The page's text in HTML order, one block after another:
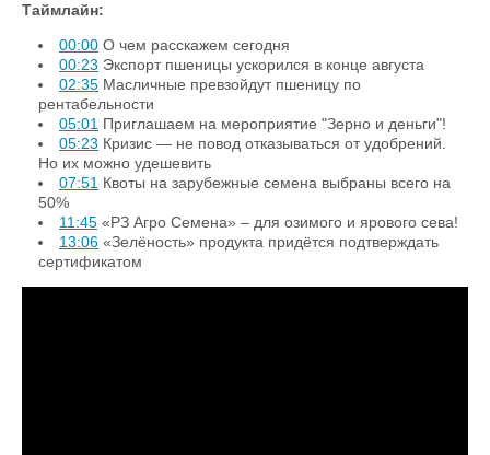
Таймлайн:
00:00 О чем расскажем сегодня
00:23 Экспорт пшеницы ускорился в конце августа
02:35 Масличные превзойдут пшеницу по
рентабельности
05:01 Приглашаем на мероприятие "Зерно и деньги"!
05:23 Кризис — не повод отказываться от удобрений.
Но их можно удешевить
07:51 Квоты на зарубежные семена выбраны всего на
50%
11:45 «РЗ Агро Семена» – для озимого и ярового сева!
13:06 «Зелёность» продукта придётся подтверждать
сертификатом